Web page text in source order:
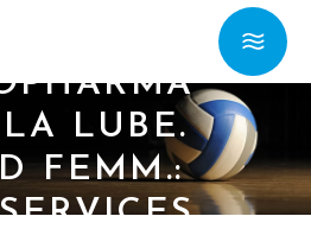
LA LUBE.
FEMM.: